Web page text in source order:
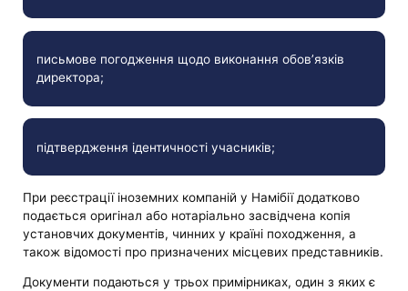
письмове погодження щодо виконання обов’язків
директора;
підтвердження ідентичності учасників;
При реєстрації іноземних компаній у Намібії додатково
подається оригінал або нотаріально засвідчена копія
установчих документів, чинних у країні походження, а
також відомості про призначених місцевих представників.
Документи подаються у трьох примірниках, один з яких є